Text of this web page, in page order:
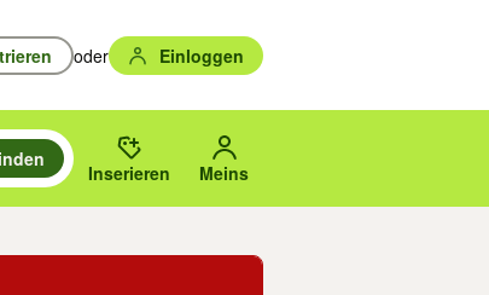
oder Einloggen
und mit Eingabetaste auswählen.
suchen, oder Vorschläge mit den Pfeiltasten nach oben/
Orts oder PLZ.
Inserieren Meins